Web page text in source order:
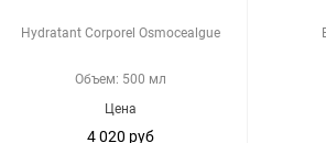
Hydratant Corporel Osmocealgue
Объем: 500 мл
Цена
4 020 руб